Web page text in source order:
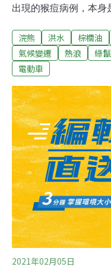
出現的猴痘病例，本身
病毒，結構算穩定，
徑是接觸傳播，國內的
評估對台灣不會有立即
野放赤蠵龜衛星追蹤
20日在台東海岸野放
衛星發報器，這也是首
器，盼透過海龜後續洄
邊海域可能的分布範圍
浣熊 洪水 棕櫚油
氣候變遷
熱浪 綠
電動車
2021年02月05日